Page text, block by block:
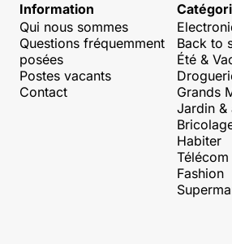
Information
Qui nous sommes
Questions fréquemment
posées
Postes vacants
Contact
Back to
Été &
Grands
Jardin &
Habiter
Télécom
Fashion